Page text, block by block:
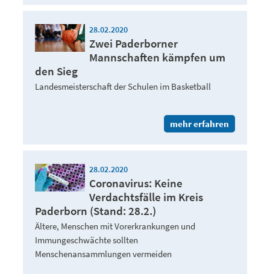
28.02.2020
Zwei Paderborner
Mannschaften kämpfen um
den Sieg
Landesmeisterschaft der Schulen im Basketball
mehr erfahren
28.02.2020
Coronavirus: Keine
Verdachtsfälle im Kreis
Paderborn (Stand: 28.2.)
Ältere, Menschen mit Vorerkrankungen und
Immungeschwächte sollten
Menschenansammlungen vermeiden